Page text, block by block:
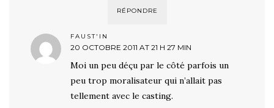
RÉPONDRE
FAUST'IN
20 OCTOBRE 2011 AT 21 H 27 MIN
Moi un peu déçu par le côté parfois un
peu trop moralisateur qui n’allait pas
tellement avec le casting.